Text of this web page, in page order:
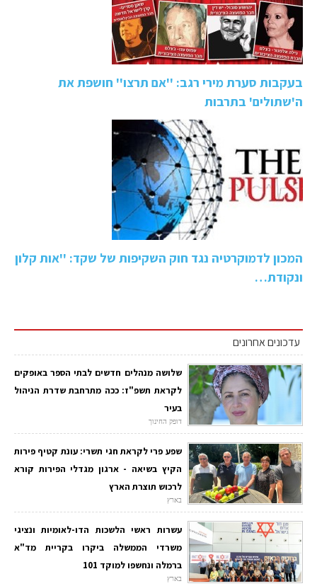
בעקבות סערת מירי רגב: ''אם תרצו'' חושפת את
ה'שתולים' בתרבות
המכון לדמוקרטיה נגד חוק השקיפות של שקד: ''אות קלון
ונקודת…
עדכונים אחרונים
שלושה מנהלים חדשים לבתי הספר באופקים
לקראת תשפ"ז: ככה מתרחבת שדרת הניהול
בעיר
דופק החינוך
שפע פרי לקראת חגי תשרי: עונת קטיף פירות
הקיץ בשיאה - ארגון מגדלי הפירות קורא
לרכוש תוצרת הארץ
בארץ
עשרות ראשי הלשכות הדו-לאומיות ונציגי
משרדי הממשלה ביקרו בקריית מד"א
ברמלה ונחשפו למוקד 101
בארץ